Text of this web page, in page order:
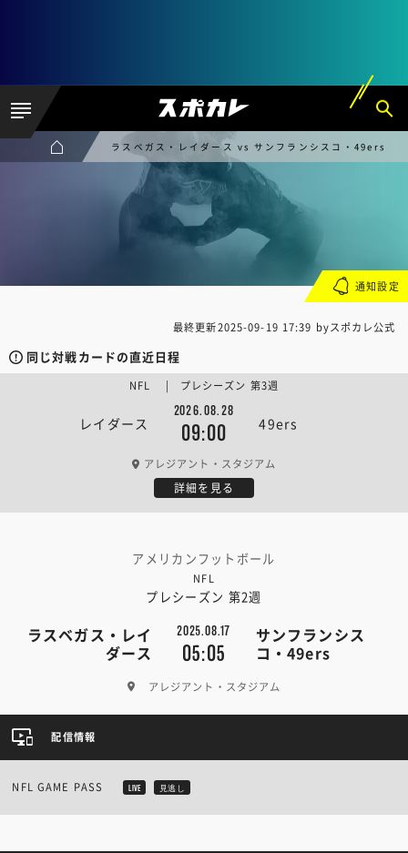
ラスベガス・レイダース vs サンフランシスコ・49ers
最終更新2025-09-19 17:39 byスポカレ公式
同じ対戦カードの直近日程
レイダース
2026.08.28
09:00 49ers
NFL | プレシーズン 第3週
アレジアント・スタジアム
詳細を見る
アメリカンフットボール
NFL
プレシーズン 第2週
ラスベガス・レイ
ダース
2025.08.17
05:05
サンフランシス
コ・49ers
アレジアント・スタジアム
通知設定
配信情報
NFL GAME PASS LIVE 見逃し